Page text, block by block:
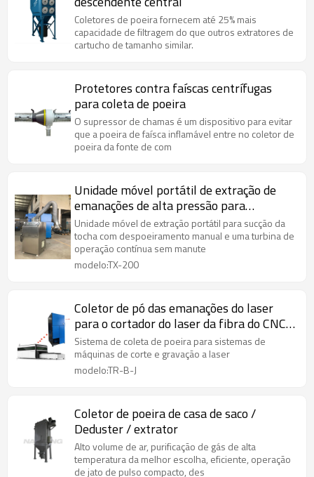
Coletores de poeira fornecem até 25% mais
capacidade de filtragem do que outros extratores de
cartucho de tamanho similar.
Protetores contra faíscas centrífugas
para coleta de poeira
O supressor de chamas é um dispositivo para evitar
que a poeira de faísca inflamável entre no coletor de
poeira da fonte de com
Unidade móvel portátil de extração de
emanações de alta pressão para
soldagem, corte térmico, queima
Unidade móvel de extração portátil para sucção da
tocha com despoeiramento manual e uma turbina de
operação contínua sem manute
modelo:TX-200
Coletor de pó das emanações do laser
para o cortador do laser da fibra do CNC,
máquina de corte do laser do CO2,
máquina do plasma
Sistema de coleta de poeira para sistemas de
máquinas de corte e gravação a laser
modelo:TR-B-J
Coletor de poeira de casa de saco /
Deduster / extrator
Alto volume de ar, purificação de gás de alta
temperatura da melhor escolha, eficiente, operação
de jato de pulso compacto, des